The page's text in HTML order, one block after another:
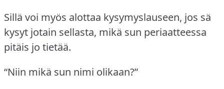
Sillä voi myös alottaa kysymyslauseen, jos sä
kysyt jotain sellasta, mikä sun periaatteessa
pitäis jo tietää.
“Niin mikä sun nimi olikaan?”